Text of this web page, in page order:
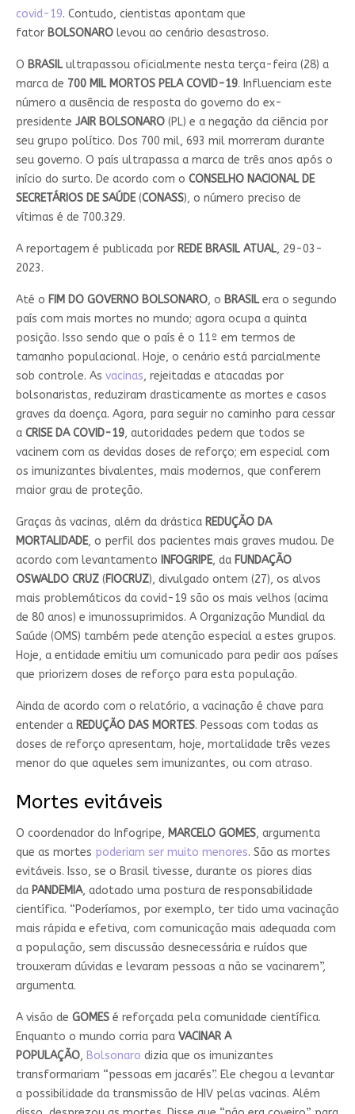
covid-19. Contudo, cientistas apontam que
fator BOLSONAROlevou ao cenário desastroso.
O BRASILultrapassou oficialmente nesta terça-feira (28) a
marca de 700 MIL MORTOS PELA COVID-19. Influenciam este
número a ausência de resposta do governo do ex-
presidente JAIR BOLSONARO(PL) e a negação da ciência por
seu grupo político. Dos 700 mil, 693 mil morreram durante
seu governo. O país ultrapassa a marca de três anos após o
início do surto. De acordo com o CONSELHO NACIONAL DE
SECRETÁRIOS DE SAÚDE(CONASS), o número preciso de
vítimas é de 700.329.
A reportagem é publicada por REDE BRASIL ATUAL, 29-03-
2023.
Até o FIM DO GOVERNO BOLSONARO, o BRASILera o segundo
país com mais mortes no mundo; agora ocupa a quinta
posição. Isso sendo que o país é o 11º em termos de
tamanho populacional. Hoje, o cenário está parcialmente
sob controle. As vacinas, rejeitadas e atacadas por
bolsonaristas, reduziram drasticamente as mortes e casos
graves da doença. Agora, para seguir no caminho para cessar
a CRISE DA COVID-19, autoridades pedem que todos se
vacinem com as devidas doses de reforço; em especial com
os imunizantes bivalentes, mais modernos, que conferem
maior grau de proteção.
Graças às vacinas, além da drástica REDUÇÃO DA
MORTALIDADE, o perfil dos pacientes mais graves mudou. De
acordo com levantamento INFOGRIPE, da FUNDAÇÃO
OSWALDO CRUZ(FIOCRUZ), divulgado ontem (27), os alvos
mais problemáticos da covid-19 são os mais velhos (acima
de 80 anos) e imunossuprimidos. A Organização Mundial da
Saúde (OMS) também pede atenção especial a estes grupos.
Hoje, a entidade emitiu um comunicado para pedir aos países
que priorizem doses de reforço para esta população.
Ainda de acordo com o relatório, a vacinação é chave para
entender a REDUÇÃO DAS MORTES. Pessoas com todas as
doses de reforço apresentam, hoje, mortalidade três vezes
menor do que aqueles sem imunizantes, ou com atraso.
Mortes evitáveis
O coordenador do Infogripe, MARCELO GOMES, argumenta
que as mortes poderiam ser muito menores. São as mortes
evitáveis. Isso, se o Brasil tivesse, durante os piores dias
da PANDEMIA, adotado uma postura de responsabilidade
científica. “Poderíamos, por exemplo, ter tido uma vacinação
mais rápida e efetiva, com comunicação mais adequada com
a população, sem discussão desnecessária e ruídos que
trouxeram dúvidas e levaram pessoas a não se vacinarem”,
argumenta.
A visão de GOMESé reforçada pela comunidade científica.
Enquanto o mundo corria para VACINAR A
POPULAÇÃO, Bolsonaro dizia que os imunizantes
transformariam “pessoas em jacarés”. Ele chegou a levantar
a possibilidade da transmissão de HIV pelas vacinas. Além